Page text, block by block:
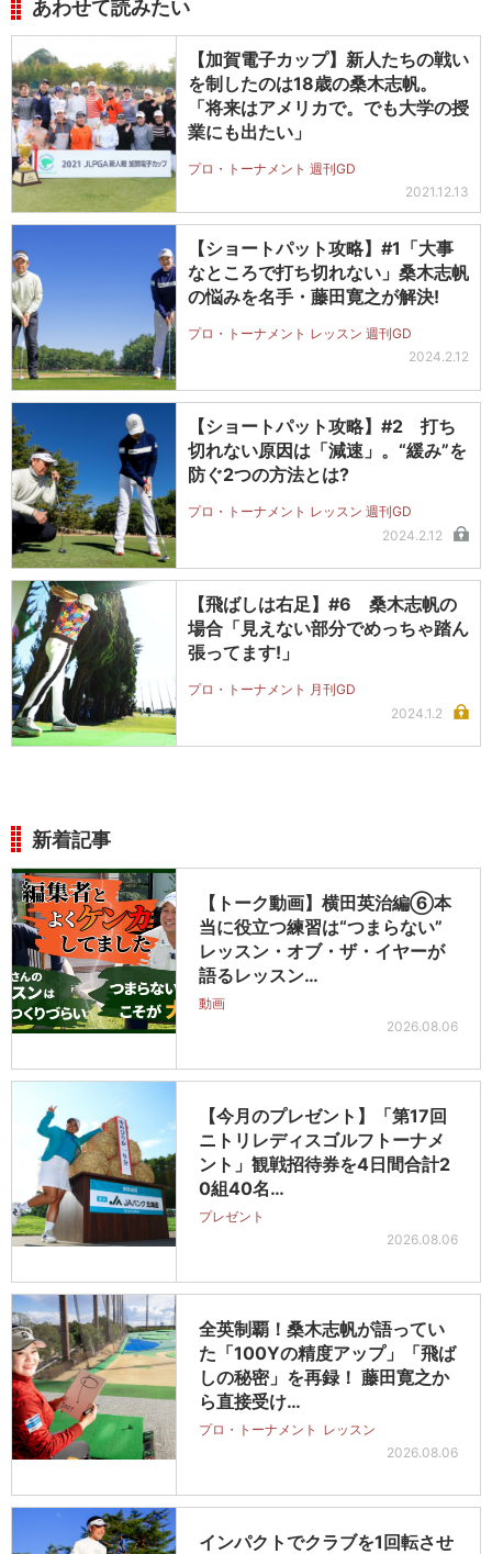
あわせて読みたい
【加賀電子カップ】新人たちの戦い
を制したのは18歳の桑木志帆。
「将来はアメリカで。でも大学の授
業にも出たい」
プロ・トーナメント 週刊GD
2021.12.13
【ショートパット攻略】#1「大事
なところで打ち切れない」桑木志帆
の悩みを名手・藤田寛之が解決!
プロ・トーナメント レッスン 週刊GD
2024.2.12
【ショートパット攻略】#2 打ち
切れない原因は「減速」。“緩み”を
防ぐ2つの方法とは?
プロ・トーナメント レッスン 週刊GD
2024.2.12
【飛ばしは右足】#6 桑木志帆の
場合「見えない部分でめっちゃ踏ん
張ってます!」
プロ・トーナメント 月刊GD
2024.1.2
新着記事
【トーク動画】横田英治編⑥本
当に役立つ練習は“つまらない”
レッスン・オブ・ザ・イヤーが
語るレッスン…
動画
2026.08.06
【今月のプレゼント】「第17回
ニトリレディスゴルフトーナメ
ント」観戦招待券を4日間合計2
0組40名…
プレゼント
2026.08.06
全英制覇！桑木志帆が語ってい
た「100Yの精度アップ」「飛ば
しの秘密」を再録！ 藤田寛之か
ら直接受け…
プロ・トーナメント レッスン
2026.08.06
インパクトでクラブを1回転させ